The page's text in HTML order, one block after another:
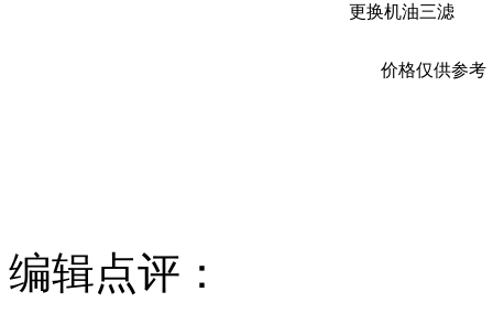
更换机油三滤
价格仅供参考
编辑点评：